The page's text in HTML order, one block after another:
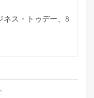
ネス・トゥデー、8